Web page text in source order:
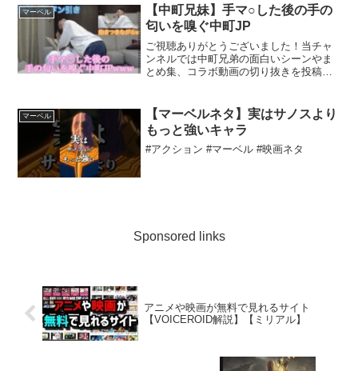
よっ...
マーベル
【中町兄妹】手マ○した後の手の
匂いを嗅ぐ中町JP
ご視聴ありがとうございました！当チャ
ンネルでは中町兄弟の面白いシーンやま
とめ集、コラボ動画の切り抜きを投稿し
画▼【第二弾】兄妹で全国民に聞いた人
に言えない事がやっぱり面...
マーベル
【マーベルネタ】実はサノスより
もっと強いキャラ
#アクション #マーベル #映画ネタ
Sponsored links
アニメや映画が無料で見れるサイト
【VOICEROID解説】【ミリアル】